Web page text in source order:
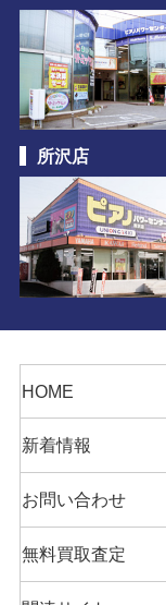
所沢店
HOME
新着情報
お問い合わせ
無料買取査定